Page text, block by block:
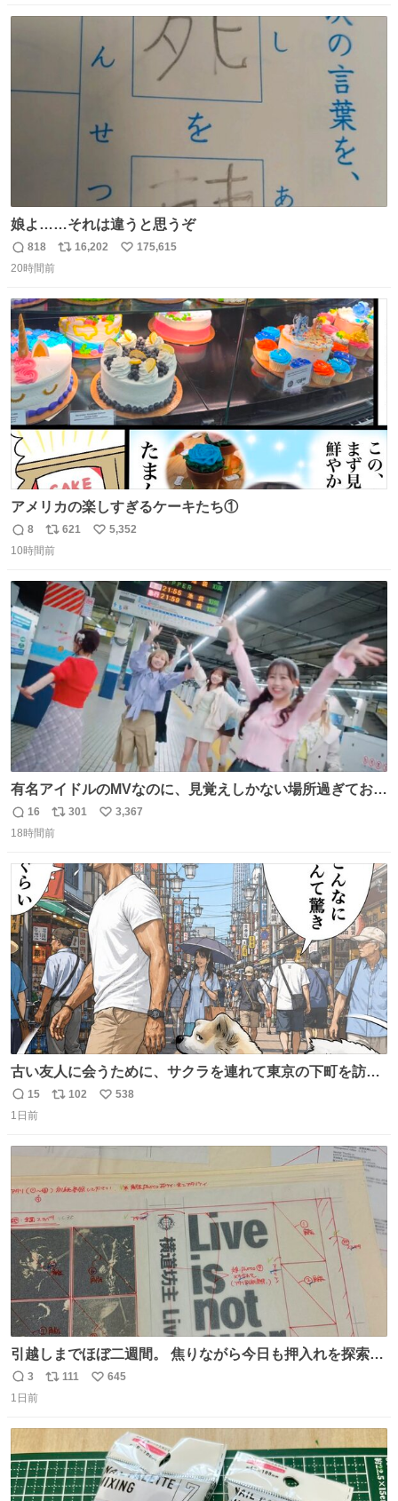
娘よ……それは違うと思うぞ
返
信
818
リ
ト
数
16,202
い
数
175,615
20時間前
アメリカの楽しすぎるケーキたち①
返
信
8
リ
ポ
ト
数
621
い
数
5,352
10時間前
有名アイドルのMVなのに、見覚えしかない場所過ぎておも
ろいな
返
信
16
リ
ポ
ト
数
301
い
数
3,367
18時間前
古い友人に会うために、サクラを連れて東京の下町を訪れ
た昌兵衛さん✨田舎とのギャップに驚きつつ、果たして無
事に友人との再会を果たすことが出来るでしょうか…⁉️😳
返
信
15
リ
102
い
数
538
1日前
引越しまでほぼ二週間。 焦りながら今日も押入れを探索。
もう絶対に要らないんだけど捨てられないものが後から後
から出てくる。 その代表が版下。 若いデザイナーは見たこ
返
信
3
リ
数
111
い
645
1日前